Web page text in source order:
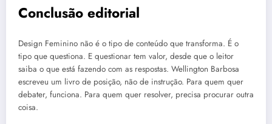
Conclusão editorial
Design Feminino não é o tipo de conteúdo que transforma. É o
tipo que questiona. E questionar tem valor, desde que o leitor
saiba o que está fazendo com as respostas. Wellington Barbosa
escreveu um livro de posição, não de instrução. Para quem quer
debater, funciona. Para quem quer resolver, precisa procurar outra
coisa.